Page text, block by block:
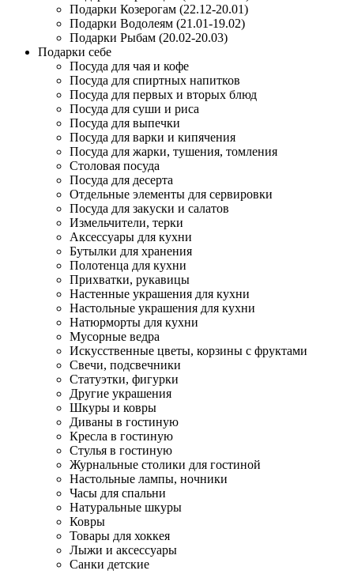
Подарки Козерогам (22.12-20.01)
Подарки Водолеям (21.01-19.02)
Подарки Рыбам (20.02-20.03)
Подарки себе
Посуда для чая и кофе
Посуда для спиртных напитков
Посуда для первых и вторых блюд
Посуда для суши и риса
Посуда для выпечки
Посуда для варки и кипячения
Посуда для жарки, тушения, томления
Столовая посуда
Посуда для десерта
Отдельные элементы для сервировки
Посуда для закуски и салатов
Измельчители, терки
Аксессуары для кухни
Бутылки для хранения
Полотенца для кухни
Прихватки, рукавицы
Настенные украшения для кухни
Настольные украшения для кухни
Натюрморты для кухни
Мусорные ведра
Искусственные цветы, корзины с фруктами
Свечи, подсвечники
Статуэтки, фигурки
Другие украшения
Шкуры и ковры
Диваны в гостиную
Кресла в гостиную
Стулья в гостиную
Журнальные столики для гостиной
Настольные лампы, ночники
Часы для спальни
Натуральные шкуры
Ковры
Товары для хоккея
Лыжи и аксессуары
Санки детские